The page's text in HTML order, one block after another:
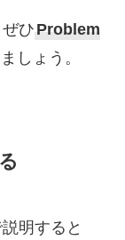
ひ Problem
しょう。
明すると